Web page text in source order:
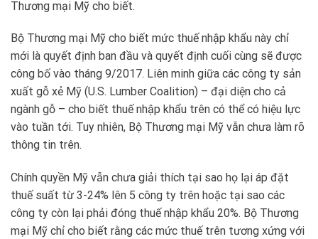
Thương mại Mỹ cho biết.
Bộ Thương mại Mỹ cho biết mức thuế nhập khẩu này chỉ
mới là quyết định ban đầu và quyết định cuối cùng sẽ được
công bố vào tháng 9/2017. Liên minh giữa các công ty sản
xuất gỗ xẻ Mỹ (U.S. Lumber Coalition) – đại diện cho cả
ngành gỗ – cho biết thuế nhập khẩu trên có thể có hiệu lực
vào tuần tới. Tuy nhiên, Bộ Thương mại Mỹ vẫn chưa làm rõ
thông tin trên.
Chính quyền Mỹ vẫn chưa giải thích tại sao họ lại áp đặt
thuế suất từ 3-24% lên 5 công ty trên hoặc tại sao các
công ty còn lại phải đóng thuế nhập khẩu 20%. Bộ Thương
mại Mỹ chỉ cho biết rằng các mức thuế trên tương xứng với